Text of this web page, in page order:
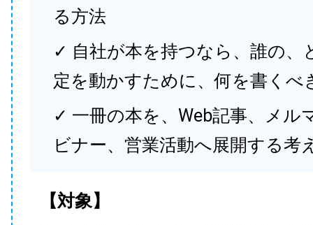
る方法
✓ 自社が本を持つなら、誰の、
定を動かすために、何を書くべ
✓ 一冊の本を、Web記事、メル
ビナー、営業活動へ展開する考
【対象】